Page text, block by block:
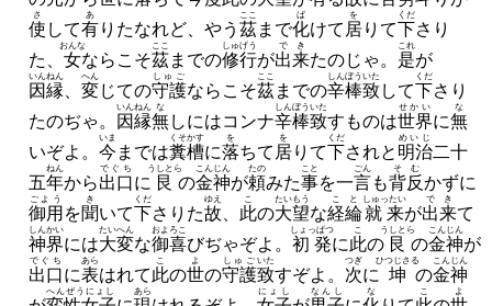
使
さ
して有
あ
りたなれど、 やう 茲
ここ
まで化
ば
けて 居
を
りて下
くだ
さり
た、 女
おんな
ならこそ茲
ここ
までの修行
しゅげう
が出来
でき
たのじゃ。 是
これ
が
因縁
いんねん
変
へん
じての守護
しゅご
ならこそ茲
ここ
までの辛棒
しんぼう
致
いた
して下
くだ
さり
たのぢゃ。
因縁
いんねん
無
な
しにはコンナ辛棒
しんぼう
致
いた
すものは世界
せかい
に無
な
いぞよ。 今
いま
までは糞槽
くそかす
に落
を
ちて 居
を
りて下
くだ
されと 明治
めいじ
二十
五年
ねん
から出口
でぐち
に 艮
うしとら
の金神
こんじん
が頼
たの
みた事
こと
を一言
ごん
も背反
そむ
かずに
御用
ごよう
を聞
き
いて下
くだ
さりた故
ゆえ
此
こ
の大望
たいもう
な経綸
こと
就来
しゅったい
が出来
でき
て
神界
しんかい
には大変
たいへん
な御喜
およろこ
びぢゃぞよ。 初発
しょっぱつ
に此
こ
の 艮
うしとら
の金神
こんじん
が
出口
でぐち
に表
あら
はれて此
こ
の世
よ
の守護
しゅご
致
いた
すぞよ。 次
つぎ
に 坤
ひつじさる
の金神
こんじん
へんぜうにょし あら にょし なんし な こ よ